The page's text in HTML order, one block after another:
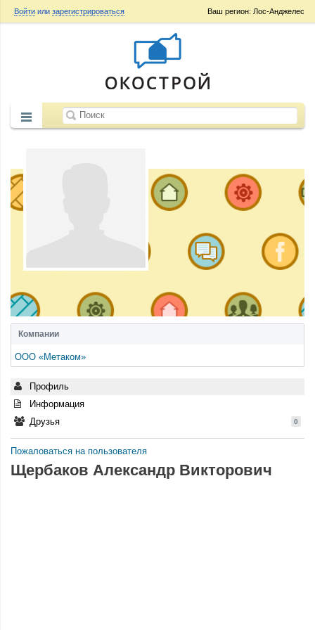
Ваш регион: Лос-Анджелес
Войти или зарегистрироваться
Компании
ООО «Метаком»
Профиль
Информация
Друзья
0
Пожаловаться на пользователя
Щербаков Александр Викторович